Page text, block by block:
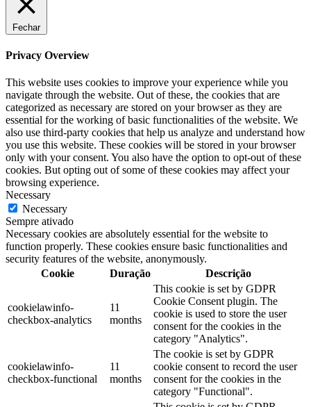
Fechar
Privacy Overview
This website uses cookies to improve your experience while you
navigate through the website. Out of these, the cookies that are
categorized as necessary are stored on your browser as they are
essential for the working of basic functionalities of the website. We
also use third-party cookies that help us analyze and understand how
you use this website. These cookies will be stored in your browser
only with your consent. You also have the option to opt-out of these
cookies. But opting out of some of these cookies may affect your
browsing experience.
Necessary
Necessary
Sempre ativado
Necessary cookies are absolutely essential for the website to
function properly. These cookies ensure basic functionalities and
security features of the website, anonymously.
Cookie
Duração Descrição
cookielawinfo-
checkbox-analytics
11
months
This cookie is set by GDPR
Cookie Consent plugin. The
cookie is used to store the user
consent for the cookies in the
category "Analytics".
cookielawinfo-
checkbox-functional
11
months
The cookie is set by GDPR
cookie consent to record the user
consent for the cookies in the
category "Functional".